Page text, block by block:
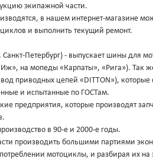
экипажной части.
в нашем интернет-магазине
и выполнить текущий ремонт.
Санкт-Петербург) - выпускает шины для
на мопеды «Карпаты», «Рига»). Так
приводных цепей «DITTON»),
и испытанные по ГОСТам.
предприятия, которые производят
в 90-е и 2000-е годы.
производить большими партиями
мотоциклы, и разбирая их на